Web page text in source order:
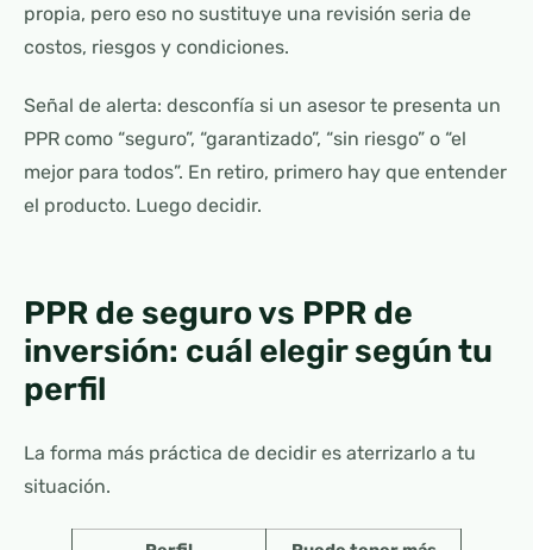
propia, pero eso no sustituye una revisión seria de
costos, riesgos y condiciones.
Señal de alerta: desconfía si un asesor te presenta un
PPR como “seguro”, “garantizado”, “sin riesgo” o “el
mejor para todos”. En retiro, primero hay que entender
el producto. Luego decidir.
PPR de seguro vs PPR de
inversión: cuál elegir según tu
perfil
La forma más práctica de decidir es aterrizarlo a tu
situación.